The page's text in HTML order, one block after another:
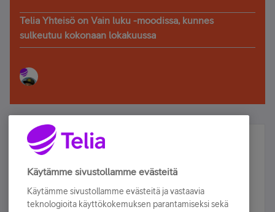
Telia Yhteisö on Vain luku -moodissa, kunnes
sulkeutuu kokonaan lokakuussa
Älä jää paitsi – osallistu ja voita!
Tilaa Telian uutiskirje ja olet mukana arvonnassa.
sähköpostiisi.
Käytämme sivustollamme evästeitä
Käytämme sivustollamme evästeitä ja vastaavia
teknologioita käyttökokemuksen parantamiseksi sekä